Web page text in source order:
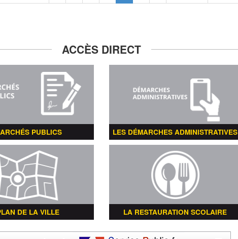
ACCÈS DIRECT
PUBLICS LES DÉMARCHES ADMINISTRATIVES
DE LA VILLE LA RESTAURATION SCOLAIRE